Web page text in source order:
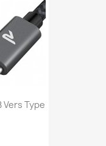
Vers Type